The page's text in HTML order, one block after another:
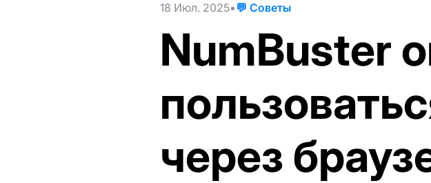
18 Июл. 2025 💬 Советы
NumBuster
через